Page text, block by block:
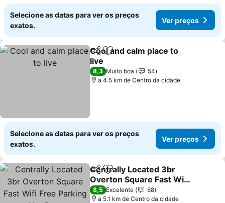
Selecione as datas para ver os preços
exatos.
Ver preços
PartilharAdicionar aos favoritos
Cool and calm place to
live
Ver preços
8,3 Muito boa
54
a 4.5 km de Centro da cidade
Selecione as datas para ver os preços
exatos.
Ver preços
PartilharAdicionar aos favoritos
Centrally Located 3br
Overton Square Fast Wifi
Free Parking Yes Pets
Ver preços
8,5 Excelente
68
a 5.1 km de Centro da cidade